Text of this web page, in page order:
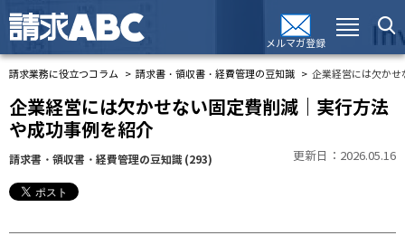
メルマガ登録
請求業務に役立つコラム 請求書・領収書・経費管理の豆知識 企業経営には欠か
企業経営には欠かせない固定費削減｜実行方法
や成功事例を紹介
請求書・領収書・経費管理の豆知識 (293) 更新日：2026.05.16